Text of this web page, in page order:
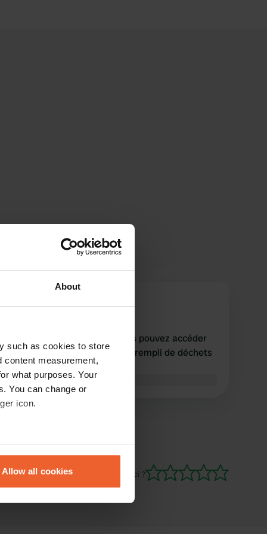
About
such as cookies to store
content measurement,
what purposes. Your
You can change or
icon.
meters
Allow all cookies
l
Le restaurant est fermé, vous pouvez accéder
au site en voiture, mais il est rempli de déchets
et de containers tombés.
Traduit par GoogleAfficher l'original
Es-tu déjà venu ici ?